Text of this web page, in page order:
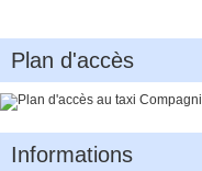
Plan d'accès
Informations